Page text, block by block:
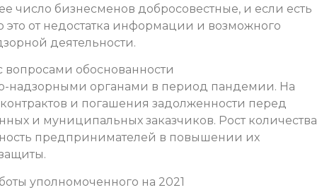
число бизнесменов добросовестные, и если есть
от недостатка информации и возможного
деятельности.
обоснованности
надзорными органами в период пандемии. На
и погашения задолженности перед
и муниципальных заказчиков. Рост количества
предпринимателей в повышении их
уполномоченного на 2021